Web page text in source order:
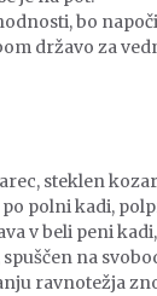
bo
državo za
steklen
polni kadi,
v beli peni
na
ravnotežja